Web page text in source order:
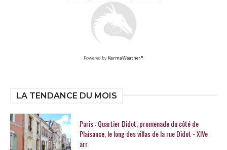
Powered by KarmaWeather®
LA TENDANCE DU MOIS
Paris : Quartier Didot, promenade du côté de
Plaisance, le long des villas de la rue Didot - XIVe
arr